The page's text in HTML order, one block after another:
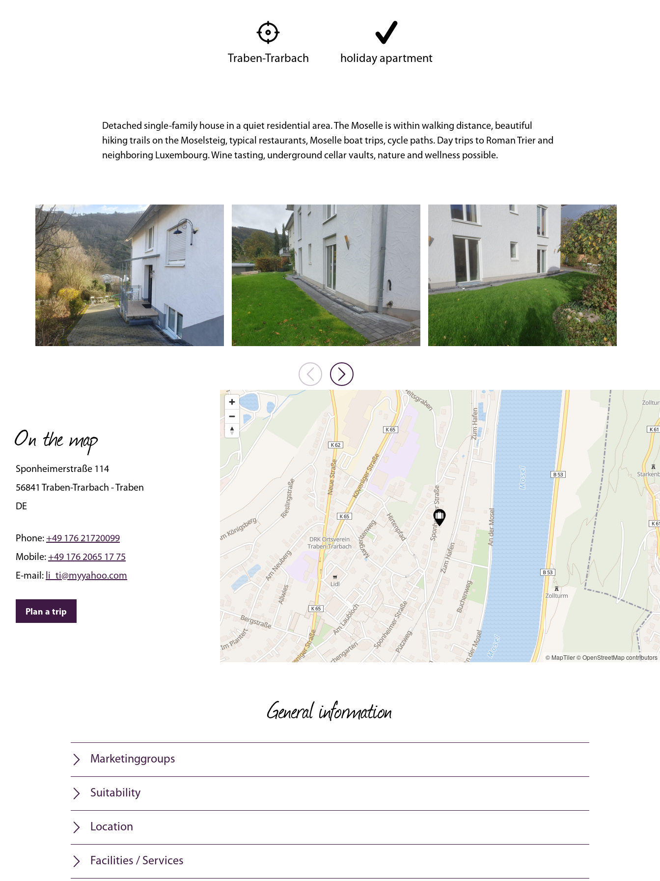
Traben-Trarbach holiday apartment
Detached single-family house in a quiet residential area. The Moselle is within walking distance, beautiful
hiking trails on the Moselsteig, typical restaurants, Moselle boat trips, cycle paths. Day trips to Roman Trier and
neighboring Luxembourg. Wine tasting, underground cellar vaults, nature and wellness possible.
On the map
Sponheimerstraße 114
56841 Traben-Trarbach - Traben
DE
Phone: +49 176 21720099
Mobile: +49 176 2065 17 75
E-mail: li_ti@myyahoo.com
Plan a trip
© MapTiler© OpenStreetMap contributors
General information
Marketinggroups
Suitability
Location
Facilities / Services